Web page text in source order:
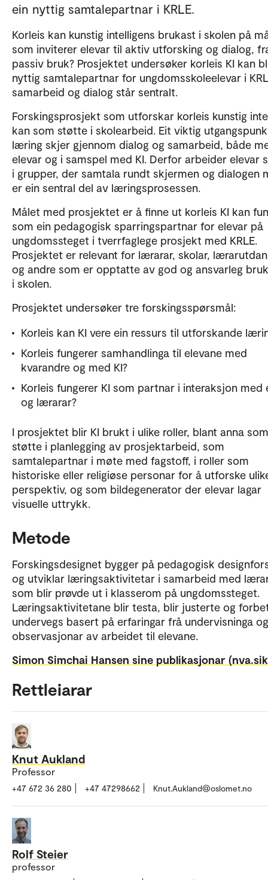
ein nyttig samtalepartnar i KRLE.
Korleis kan kunstig intelligens brukast i skolen på
som inviterer elevar til aktiv utforsking og dialog,
passiv bruk? Prosjektet undersøker korleis KI kan
nyttig samtalepartnar for ungdomsskoleelevar i
samarbeid og dialog står sentralt.
Forskingsprosjekt som utforskar korleis kunstig
kan som støtte i skolearbeid. Eit viktig
læring skjer gjennom dialog og samarbeid, både
elevar og i samspel med KI. Derfor arbeider elevar
i grupper, der samtala rundt skjermen og dialogen
er ein sentral del av læringsprosessen.
Målet med prosjektet er å finne ut korleis KI kan
som ein pedagogisk sparringspartnar for elevar på
ungdomssteget i tverrfaglege prosjekt med KRLE.
Prosjektet er relevant for lærarar, skolar,
og andre som er opptatte av god og ansvarleg
i skolen.
Prosjektet undersøker tre forskingsspørsmål:
Korleis kan KI vere ein ressurs til utforskande
Korleis fungerer samhandlinga til elevane med
kvarandre og med KI?
Korleis fungerer KI som partnar i interaksjon med
og lærarar?
I prosjektet blir KI brukt i ulike roller, blant anna som
støtte i planlegging av prosjektarbeid, som
samtalepartnar i møte med fagstoff, i roller som
historiske eller religiøse personar for å utforske
perspektiv, og som bildegenerator der elevar lagar
visuelle uttrykk.
Metode
Forskingsdesignet bygger på pedagogisk
og utviklar læringsaktivitetar i samarbeid med
som blir prøvde ut i klasserom på ungdomssteget.
Læringsaktivitetane blir testa, blir justerte og
undervegs basert på erfaringar frå undervisninga og
observasjonar av arbeidet til elevane.
Simon Simchai Hansen sine publikasjonar
Rettleiarar
Knut Aukland
Professor
+47 672 36 280 +47 47298662 Knut.Aukland@oslomet.no
Rolf Steier
professor